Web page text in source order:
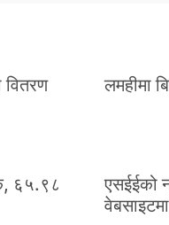
वितरण लमहीमा
६५.९८
एसईईको